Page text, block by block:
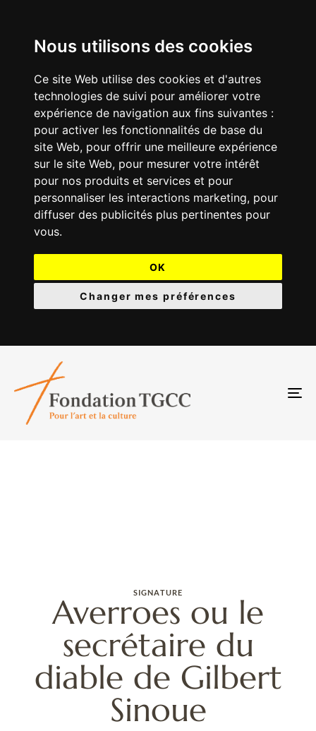
Nous utilisons des cookies
Ce site Web utilise des cookies et d'autres
technologies de suivi pour améliorer votre
expérience de navigation aux fins suivantes :
pour activer les fonctionnalités de base du
site Web, pour offrir une meilleure expérience
sur le site Web, pour mesurer votre intérêt
pour nos produits et services et pour
personnaliser les interactions marketing, pour
diffuser des publicités plus pertinentes pour
vous.
OK
Changer mes préférences
SIGNATURE
Averroes ou le
secrétaire du
diable de Gilbert
Sinoue